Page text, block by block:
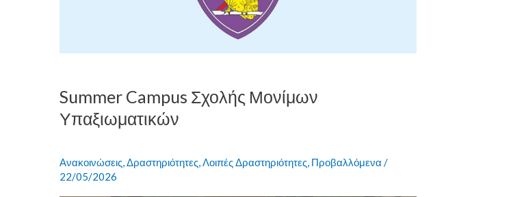
Summer Campus Σχολής Μονίμων
Υπαξιωματικών
Ανακοινώσεις Δραστηριότητες Λοιπές Δραστηριότητες Προβαλλόμενα /
22/05/2026